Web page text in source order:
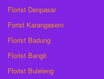
Florist Denpasar
Forist Karangasem
Florist Badung
Florist Bangli
Florist Buleleng